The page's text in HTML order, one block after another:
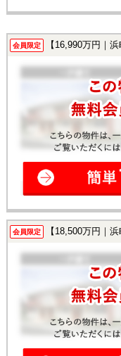
会員限定 【16,990万円｜浜
会員限定 【18,500万円｜浜